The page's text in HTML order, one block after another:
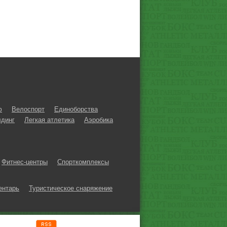
Велоспорт
Единоборства
Легкая атлетика Аэробика
Фитнес-центры Спорткомплексы
Туристическое снаряжение